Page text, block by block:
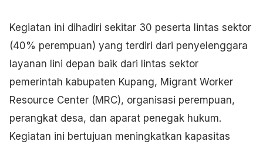
Kegiatan ini dihadiri sekitar 30 peserta lintas sektor
(40% perempuan) yang terdiri dari penyelenggara
layanan lini depan baik dari lintas sektor
pemerintah kabupaten Kupang, Migrant Worker
Resource Center (MRC), organisasi perempuan,
perangkat desa, dan aparat penegak hukum.
Kegiatan ini bertujuan meningkatkan kapasitas